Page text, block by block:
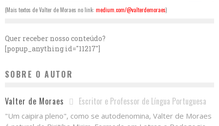
(Mais textos de Valter de Moraes no link: medium.com/@valterdemoraes)
Quer receber nosso conteúdo?
[popup_anything id="11217"]
SOBRE O AUTOR
Valter de Moraes Escritor e Professor de Língua Portuguesa
"Um caipira pleno", como se autodenomina, Valter de Moraes